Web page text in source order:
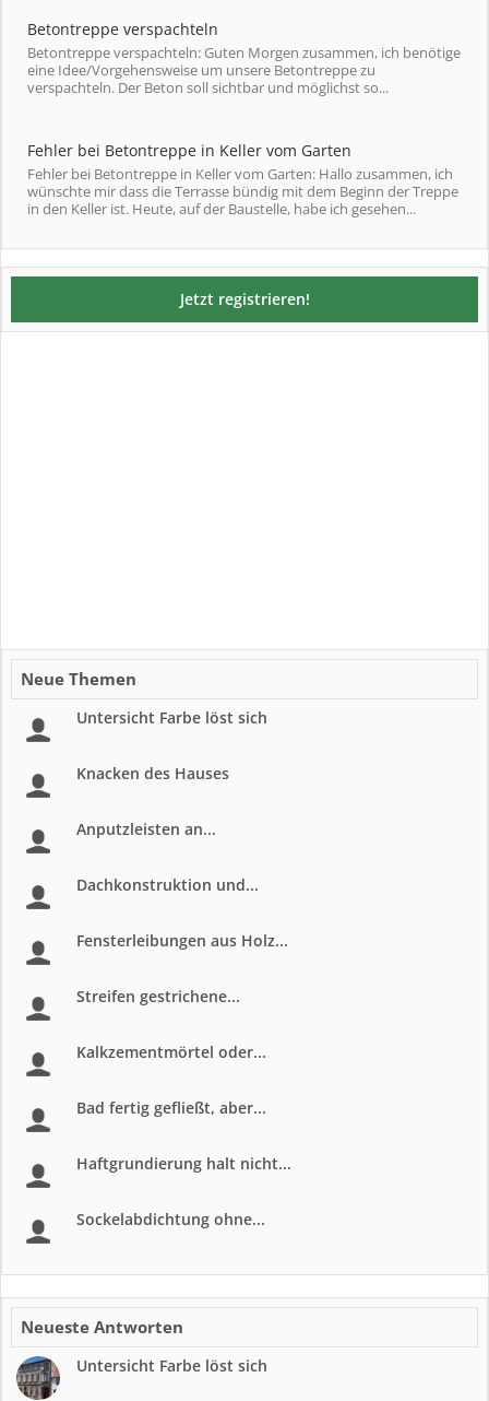
Betontreppe verspachteln
Betontreppe verspachteln: Guten Morgen zusammen, ich benötige
eine Idee/Vorgehensweise um unsere Betontreppe zu
verspachteln. Der Beton soll sichtbar und möglichst so...
Fehler bei Betontreppe in Keller vom Garten
Fehler bei Betontreppe in Keller vom Garten: Hallo zusammen, ich
wünschte mir dass die Terrasse bündig mit dem Beginn der Treppe
in den Keller ist. Heute, auf der Baustelle, habe ich gesehen...
Jetzt registrieren!
Neue Themen
Untersicht Farbe löst sich
Knacken des Hauses
Anputzleisten an...
Dachkonstruktion und...
Fensterleibungen aus Holz...
Streifen gestrichene...
Kalkzementmörtel oder...
Bad fertig gefließt, aber...
Haftgrundierung halt nicht...
Sockelabdichtung ohne...
Neueste Antworten
Untersicht Farbe löst sich